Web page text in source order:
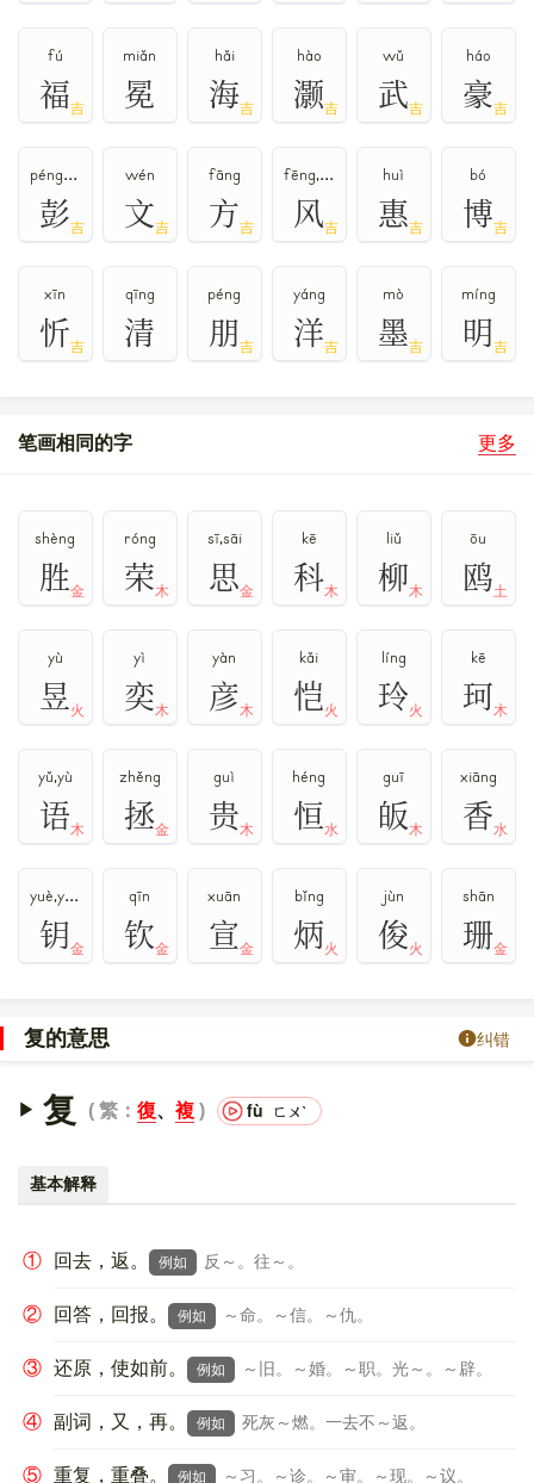
fú
福吉
miǎn
冕
hǎi
海吉
hào
灏吉
wǔ
武吉
háo
豪吉
péng,bāng
彭吉
wén
文吉
fāng
方吉
fēng,fěng
风吉
huì
惠吉
bó
博吉
xīn
忻吉
qīng
清
péng
朋吉
yáng
洋吉
mò
墨吉
míng
明吉
笔画相同的字 更多
shèng
胜金
róng
荣木
sī,sāi
思金
kē
科木
liǔ
柳木
ōu
鸥土
yù
昱 火
yì
奕木
yàn
彦木
kǎi
恺火
líng
玲火
kē
珂木
yǔ,yù
语木
zhěng
拯金
guì
贵木
héng
恒水
guī
皈木
xiāng
香水
yuè,yào
钥金
qīn
钦金
xuān
宣金
bǐng
炳火
jùn
俊火
shān
珊金
复的意思 纠错
复 繁： 復、 複 fù ㄈㄨˋ
基本解释
① 回去，返。 例如 反～。往～。
② 回答，回报。 例如 ～命。～信。～仇。
③ 还原，使如前。 例如 ～旧。～婚。～职。光～。～辟。
④ 副词，又，再。 例如 死灰～燃。一去不～返。
⑤ 重复，重叠。 例如 ～习。～诊。～审。～现。～议。